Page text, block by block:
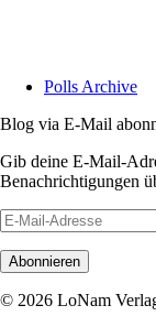
Polls Archive
Blog via E-Mail
Gib deine E-Mail-
Benachrichtigungen
E-
Mail-
Adresse
© 2026 LoNam